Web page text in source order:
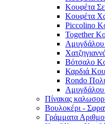
Κουφέτα
Κουφέτα
Piccolino
Together
Αμυγδάλου
Βότσαλο
Καρδιά
Rondo
Αμυγδάλου
Πίνακας
Βουλοκέρι -
Γράμματα